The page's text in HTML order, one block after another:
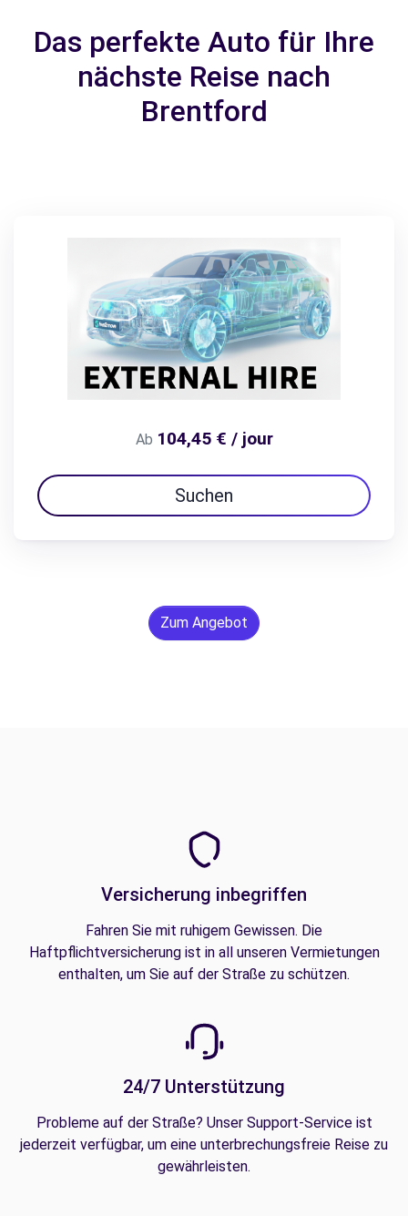
Das perfekte Auto für Ihre
nächste Reise nach
Brentford
Ab 104,45 € / jour
Suchen
Zum Angebot
Versicherung inbegriffen
Fahren Sie mit ruhigem Gewissen. Die
Haftpflichtversicherung ist in all unseren Vermietungen
enthalten, um Sie auf der Straße zu schützen.
24/7 Unterstützung
Probleme auf der Straße? Unser Support-Service ist
jederzeit verfügbar, um eine unterbrechungsfreie Reise zu
gewährleisten.